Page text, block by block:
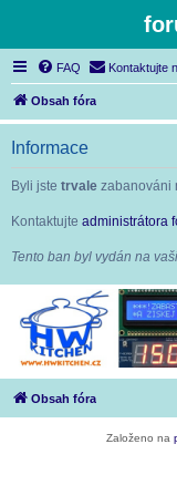
FAQ Kontaktujte
Obsah fóra
Informace
Byli jste trvale zabanováni
Kontaktujte administrátora
Tento ban byl vydán na
Obsah fóra
Založeno na